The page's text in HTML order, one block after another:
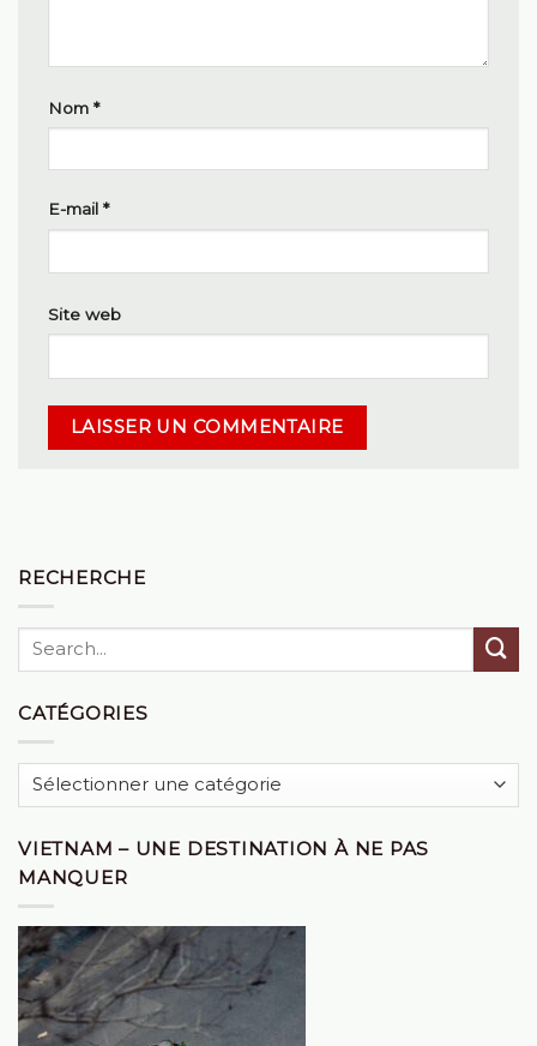
Nom *
E-mail *
Site web
RECHERCHE
CATÉGORIES
Catégories
VIETNAM – UNE DESTINATION À NE PAS
MANQUER